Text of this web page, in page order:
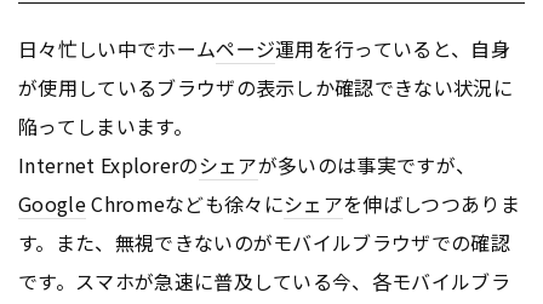
日々忙しい中でホームページ運用を行っていると、自身
が使用しているブラウザの表示しか確認できない状況に
陥ってしまいます。
Internet Explorerのシェアが多いのは事実ですが、
GoogleChromeなども徐々にシェアを伸ばしつつありま
す。また、無視できないのがモバイルブラウザでの確認
です。スマホが急速に普及している今、各モバイルブラ